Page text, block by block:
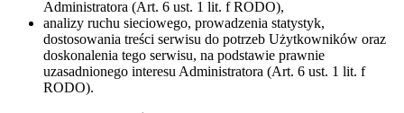
Administratora (Art. 6 ust. 1 lit. f RODO),
analizy ruchu sieciowego, prowadzenia statystyk,
dostosowania treści serwisu do potrzeb Użytkowników oraz
doskonalenia tego serwisu, na podstawie prawnie
uzasadnionego interesu Administratora (Art. 6 ust. 1 lit. f
RODO).